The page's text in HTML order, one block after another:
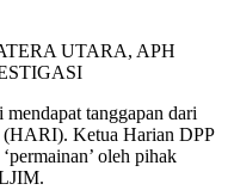
tanggapan dari
Ketua Harian DPP
oleh pihak